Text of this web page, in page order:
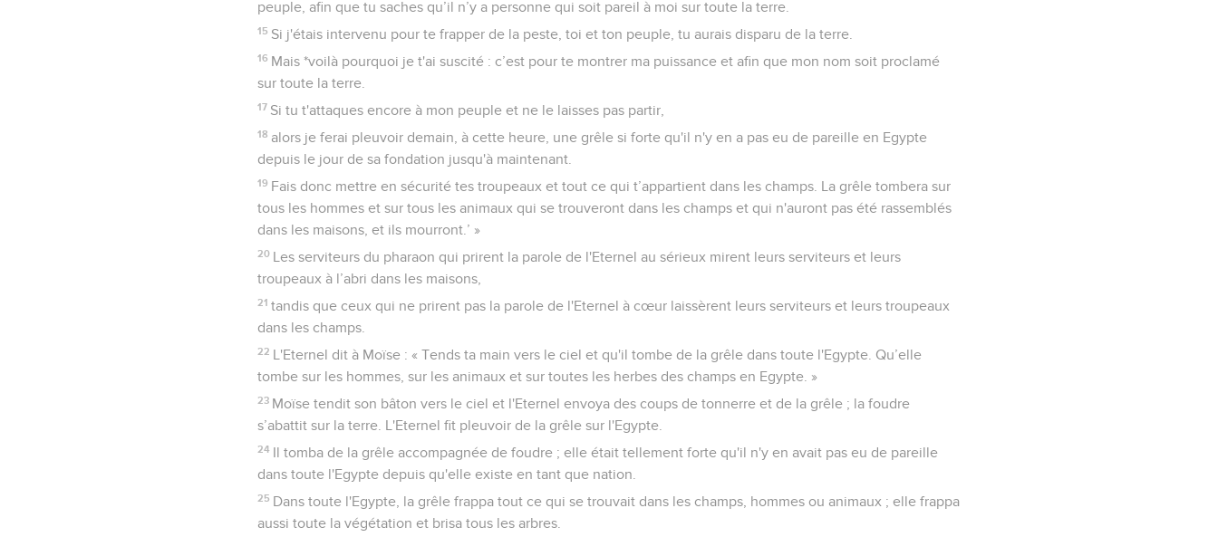
peuple, afin que tu saches qu’il n’y a personne qui soit pareil à moi sur toute la terre.
15 Si j'étais intervenu pour te frapper de la peste, toi et ton peuple, tu aurais disparu de la terre.
16 Mais *voilà pourquoi je t'ai suscité : c’est pour te montrer ma puissance et afin que mon nom soit proclamé
sur toute la terre.
17 Si tu t'attaques encore à mon peuple et ne le laisses pas partir,
18 alors je ferai pleuvoir demain, à cette heure, une grêle si forte qu'il n'y en a pas eu de pareille en Egypte
depuis le jour de sa fondation jusqu'à maintenant.
19 Fais donc mettre en sécurité tes troupeaux et tout ce qui t’appartient dans les champs. La grêle tombera sur
tous les hommes et sur tous les animaux qui se trouveront dans les champs et qui n'auront pas été rassemblés
dans les maisons, et ils mourront.’ »
20 Les serviteurs du pharaon qui prirent la parole de l'Eternel au sérieux mirent leurs serviteurs et leurs
troupeaux à l’abri dans les maisons,
21 tandis que ceux qui ne prirent pas la parole de l'Eternel à cœur laissèrent leurs serviteurs et leurs troupeaux
dans les champs.
22 L'Eternel dit à Moïse : « Tends ta main vers le ciel et qu'il tombe de la grêle dans toute l'Egypte. Qu’elle
tombe sur les hommes, sur les animaux et sur toutes les herbes des champs en Egypte. »
23 Moïse tendit son bâton vers le ciel et l'Eternel envoya des coups de tonnerre et de la grêle ; la foudre
s’abattit sur la terre. L'Eternel fit pleuvoir de la grêle sur l'Egypte.
24 Il tomba de la grêle accompagnée de foudre ; elle était tellement forte qu'il n'y en avait pas eu de pareille
dans toute l'Egypte depuis qu'elle existe en tant que nation.
25 Dans toute l'Egypte, la grêle frappa tout ce qui se trouvait dans les champs, hommes ou animaux ; elle frappa
aussi toute la végétation et brisa tous les arbres.